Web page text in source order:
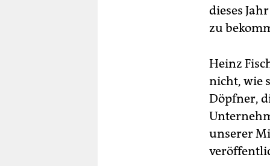
dieses
zu
Heinz
nicht, wie
Döpfner,
unserer